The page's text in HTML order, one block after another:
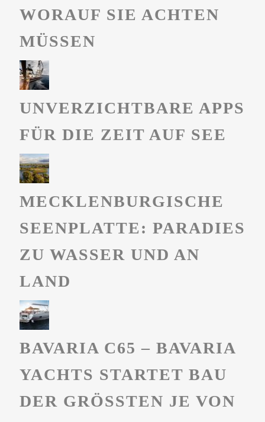
WORAUF SIE ACHTEN
MÜSSEN
UNVERZICHTBARE APPS
FÜR DIE ZEIT AUF SEE
MECKLENBURGISCHE
SEENPLATTE: PARADIES
ZU WASSER UND AN
LAND
BAVARIA C65 – BAVARIA
YACHTS STARTET BAU
DER GRÖSSTEN JE VON B